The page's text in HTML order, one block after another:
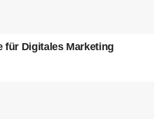
für Digitales Marketing